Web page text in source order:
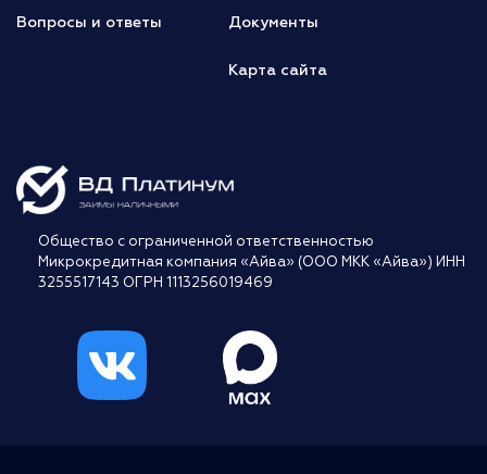
Вопросы и ответы Документы
Карта сайта
Общество с ограниченной ответственностью
Микрокредитная компания «Айва» (ООО МКК «Айва») ИНН
3255517143 ОГРН 1113256019469